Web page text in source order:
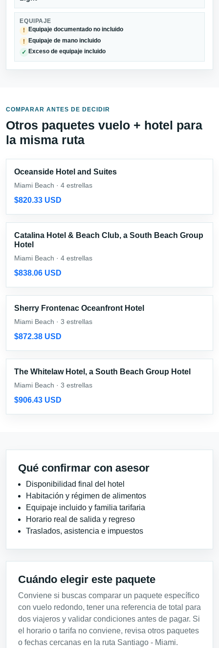
EQUIPAJE
!
Equipaje documentado no incluido
! Equipaje de mano incluido
✓ Exceso de equipaje incluido
COMPARAR ANTES DE DECIDIR
Otros paquetes vuelo + hotel para
la misma ruta
Oceanside Hotel and Suites
Miami Beach · 4 estrellas
$820.33 USD
Catalina Hotel & Beach Club, a South Beach Group
Hotel
Miami Beach · 4 estrellas
$838.06 USD
Sherry Frontenac Oceanfront Hotel
Miami Beach · 3 estrellas
$872.38 USD
The Whitelaw Hotel, a South Beach Group Hotel
Miami Beach · 3 estrellas
$906.43 USD
Qué confirmar con asesor
Disponibilidad final del hotel
Habitación y régimen de alimentos
Equipaje incluido y familia tarifaria
Horario real de salida y regreso
Traslados, asistencia e impuestos
Cuándo elegir este paquete
Conviene si buscas comparar un paquete específico
con vuelo redondo, tener una referencia de total para
dos viajeros y validar condiciones antes de pagar. Si
el horario o tarifa no conviene, revisa otros paquetes
o fechas cercanas en la ruta Santiago - Miami.